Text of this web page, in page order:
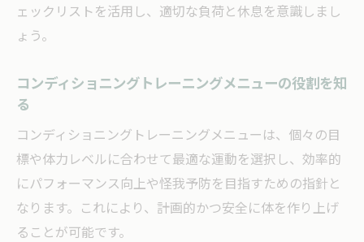
ェックリストを活用し、適切な負荷と休息を意識しまし
ょう。
コンディショニングトレーニングメニューの役割を知
る
コンディショニングトレーニングメニューは、個々の目
標や体力レベルに合わせて最適な運動を選択し、効率的
にパフォーマンス向上や怪我予防を目指すための指針と
なります。これにより、計画的かつ安全に体を作り上げ
ることが可能です。